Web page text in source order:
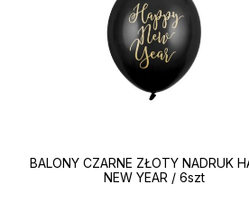
BALONY CZARNE ZŁOTY NADRUK
NEW YEAR / 6szt